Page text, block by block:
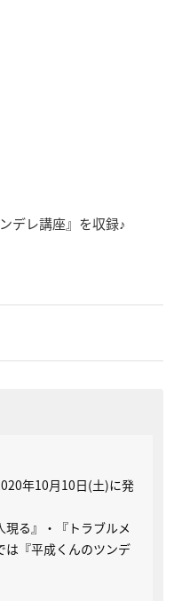
デレ講座』を収録♪
年10月10日(土)に発
現る』・『トラブルメ
は『平成くんのツンデ